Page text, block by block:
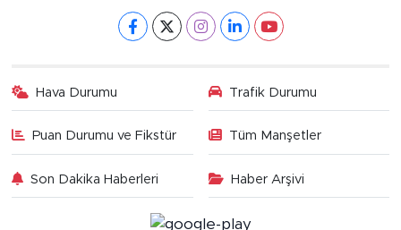
Hava Durumu Trafik Durumu
Puan Durumu ve Fikstür Tüm Manşetler
Son Dakika Haberleri Haber Arşivi